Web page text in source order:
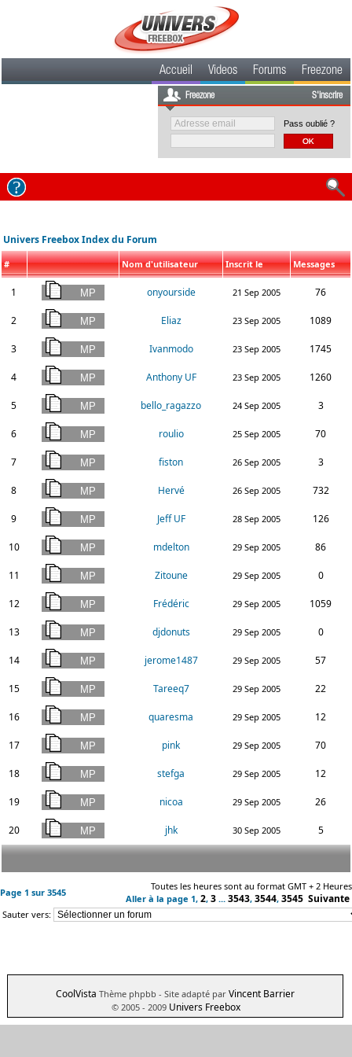
Accueil Videos Forums Freezone
Freezone S'inscrire
Pass oublié ?
Univers Freebox Index du Forum
# Nom d'utilisateur Inscrit le Messages
1 onyourside 21 Sep 2005 76
2 Eliaz 23 Sep 2005 1089
3 Ivanmodo 23 Sep 2005 1745
4 Anthony UF 23 Sep 2005 1260
5 bello_ragazzo 24 Sep 2005 3
6 roulio 25 Sep 2005 70
7 fiston 26 Sep 2005 3
8 Hervé 26 Sep 2005 732
9 Jeff UF 28 Sep 2005 126
10 mdelton 29 Sep 2005 86
11 Zitoune 29 Sep 2005 0
12 Frédéric 29 Sep 2005 1059
13 djdonuts 29 Sep 2005 0
14 jerome1487 29 Sep 2005 57
15 Tareeq7 29 Sep 2005 22
16 quaresma 29 Sep 2005 12
17 pink 29 Sep 2005 70
18 stefga 29 Sep 2005 12
19 nicoa 29 Sep 2005 26
20 jhk 30 Sep 2005 5
Page 1 sur 3545
Toutes les heures sont au format GMT + 2 Heures
Aller à la page 1, 2, 3 ... 3543, 3544, 3545 Suivante
Sauter vers:
CoolVista Thème phpbb - Site adapté par Vincent Barrier
© 2005 - 2009 Univers Freebox